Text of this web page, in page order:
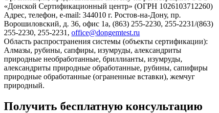
«Донской Сертификационный центр» (ОГРН 1026103712260)
Адрес, телефон, e-mail: 344010 г. Ростов-на-Дону, пр.
Ворошиловский, д. 36, офис 1а, (863) 255-2230, 255-2231/(863)
255-2230, 255-2231, office@dongemtest.ru
Область распространения системы (объекты сертификации):
Алмазы, рубины, сапфиры, изумруды, александриты
природные необработанные, бриллианты, изумруды,
александриты природные обработанные, рубины, сапифиры
природные обработанные (ограненные вставки), жемчуг
природный.
Получить бесплатную консультацию